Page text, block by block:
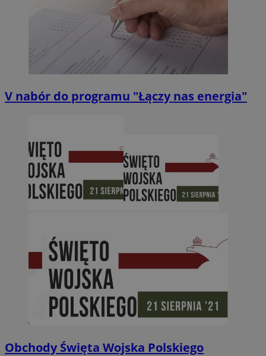
V nabór do programu "Łączy nas energia"
Obchody Święta Wojska Polskiego